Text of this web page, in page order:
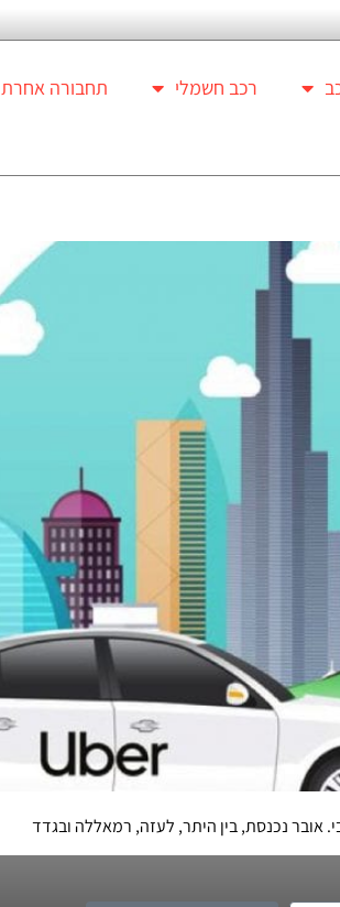
רכב חשמלי
תחבורה אחרת
נכנסת, בין היתר, לעזה, רמאללה ובגדד